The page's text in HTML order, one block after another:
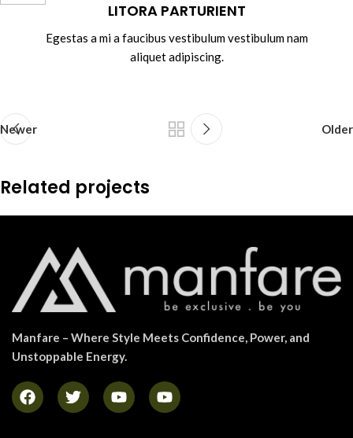
LITORA PARTURIENT
Egestas a mi a faucibus vestibulum vestibulum nam
aliquet adipiscing.
Newer Older
Related projects
Suspendisse quam at vestibulum
Manfare – Where Style Meets Confidence, Power, and
Unstoppable Energy.